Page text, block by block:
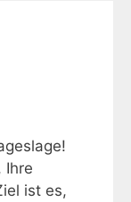
Ihre
ist es,